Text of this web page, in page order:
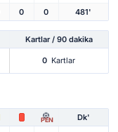
0 0 481'
Kartlar / 90 dakika
0 Kartlar
PEN Dk'